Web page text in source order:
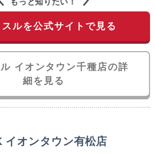
スルを公式サイトで見る
イオンタウン千種店の詳
細を見る
イオンタウン有松店